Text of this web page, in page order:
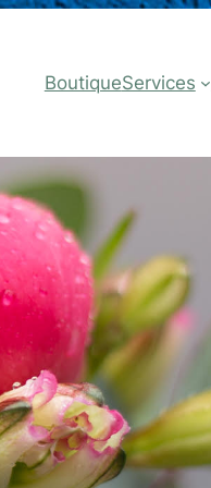
BoutiqueServices